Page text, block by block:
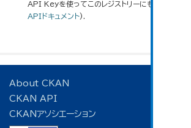
API Keyを使ってこのレジストリーにもアクセス可
APIドキュメント).
About CKAN
CKAN API
CKANアソシエーション